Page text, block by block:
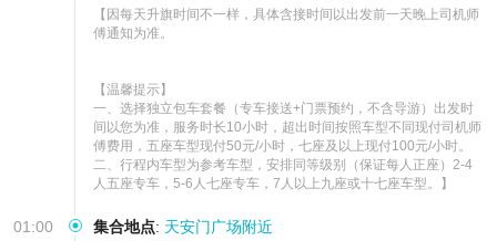
【因每天升旗时间不一样，具体含接时间以出发前一天晚上司机师
傅通知为准。
【温馨提示】
一、选择独立包车套餐（专车接送+门票预约，不含导游）出发时
间以您为准，服务时长10小时，超出时间按照车型不同现付司机师
傅费用，五座车型现付50元/小时，七座及以上现付100元/小时。
二、行程内车型为参考车型，安排同等级别（保证每人正座）2-4
人五座专车，5-6人七座专车，7人以上九座或十七座车型。】
01:00 集合地点: 天安门广场附近